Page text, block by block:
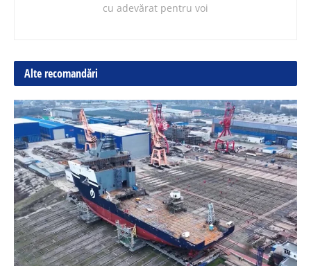
cu adevărat pentru voi
Alte recomandări